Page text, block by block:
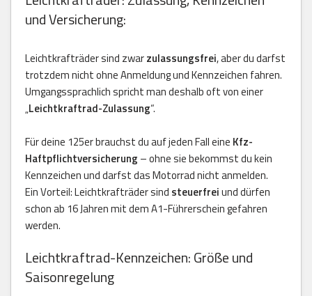
und Versicherung:
Leichtkrafträder sind zwarzulassungsfrei, aber du darfst
trotzdem nicht ohne Anmeldung und Kennzeichen fahren.
Umgangssprachlich spricht man deshalb oft von einer
„Leichtkraftrad-Zulassung“.
Für deine 125er brauchst du auf jeden Fall eine Kfz-
Haftpflichtversicherung – ohne sie bekommst du kein
Kennzeichen und darfst das Motorrad nicht anmelden.
Ein Vorteil: Leichtkrafträder sind steuerfreiund dürfen
schon ab 16 Jahren mit dem A1-Führerschein gefahren
werden.
Leichtkraftrad-Kennzeichen: Größe und
Saisonregelung